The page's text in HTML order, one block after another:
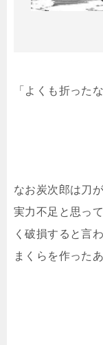
「よくも折った
なお炭次郎は刀
実力不足と思っ
く破損すると言
まくらを作った